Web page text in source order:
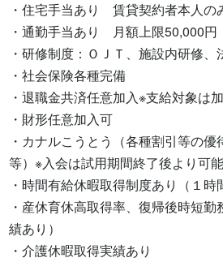
・住宅手当あり　賃貸契約者本人の
・通勤手当あり　月額上限50,000円
・研修制度：ＯＪＴ、施設内研修
・社会保険各種完備
・退職金共済任意加入※支給対象は
・財形任意加入可
・カナルこうとう（各種割引等の
等）※入会は試用期間終了後より可能
・時間有給休暇取得制度あり（１時
・産休育休高取得率、復帰後時短
績あり）
・介護休暇取得実績あり